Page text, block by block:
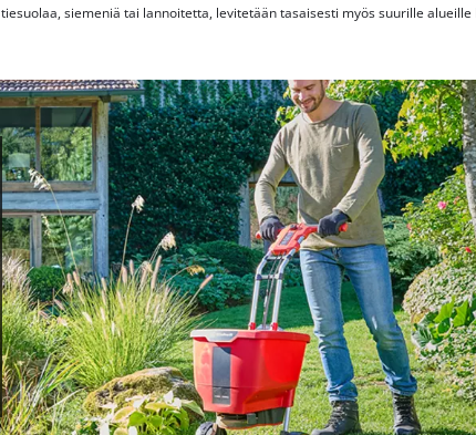
tiesuolaa, siemeniä tai lannoitetta, levitetään tasaisesti myös suurille alueille